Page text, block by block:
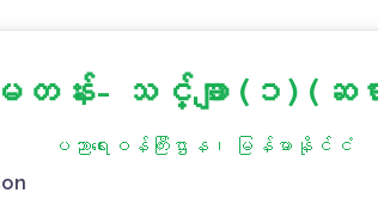
န်း- သင်္ချာ (၁) (ဆ
ပညာရေးဝန်ကြီးဌာန၊ မြန်မာနိုင်ငံ